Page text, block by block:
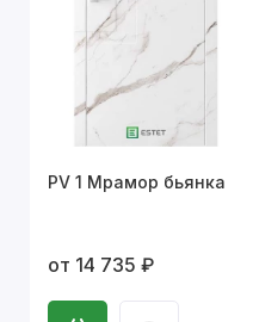
PV 1 Мрамор бьянка
от 14 735 ₽